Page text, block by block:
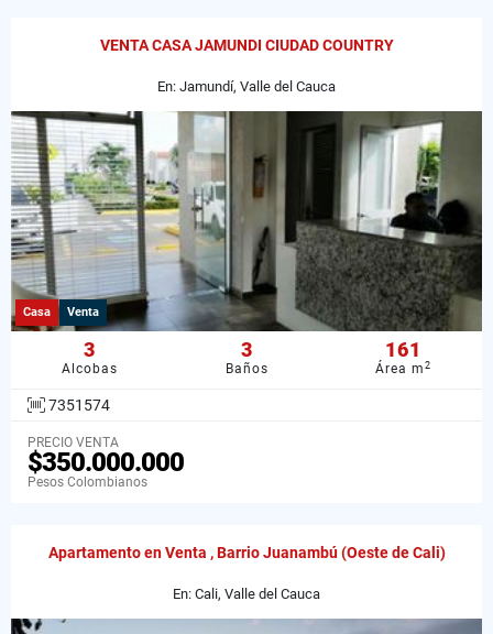
VENTA CASA JAMUNDI CIUDAD COUNTRY
En: Jamundí, Valle del Cauca
Casa Venta
3
Alcobas
3
Baños
161
Área m2
7351574
PRECIO VENTA
$350.000.000
Pesos Colombianos
Apartamento en Venta , Barrio Juanambú (Oeste de Cali)
En: Cali, Valle del Cauca